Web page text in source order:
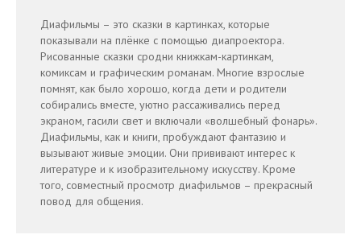
Диафильмы – это сказки в картинках, которые
показывали на плёнке с помощью диапроектора.
Рисованные сказки сродни книжкам-картинкам,
комиксам и графическим романам. Многие взрослые
помнят, как было хорошо, когда дети и родители
собирались вместе, уютно рассаживались перед
экраном, гасили свет и включали «волшебный фонарь».
Диафильмы, как и книги, пробуждают фантазию и
вызывают живые эмоции. Они прививают интерес к
литературе и к изобразительному искусству. Кроме
того, совместный просмотр диафильмов – прекрасный
повод для общения.
660025, г. Красноярск, ул. Вавилова, 25
© 1964–2025, КГАУК «Красноярский театр юного зрителя»
Ваш email
Подписаться